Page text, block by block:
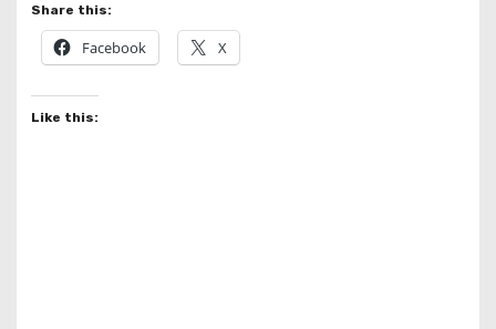
Share this:
Facebook X
Like this: